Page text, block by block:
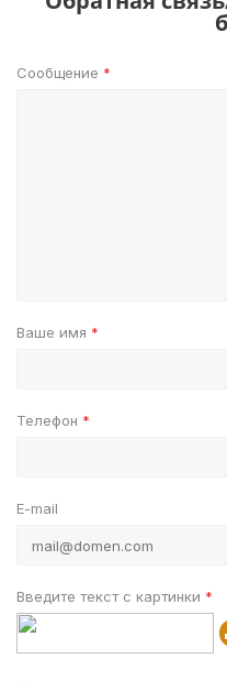
Сообщение *
Ваше имя *
Телефон *
E-mail
Введите текст с картинки *